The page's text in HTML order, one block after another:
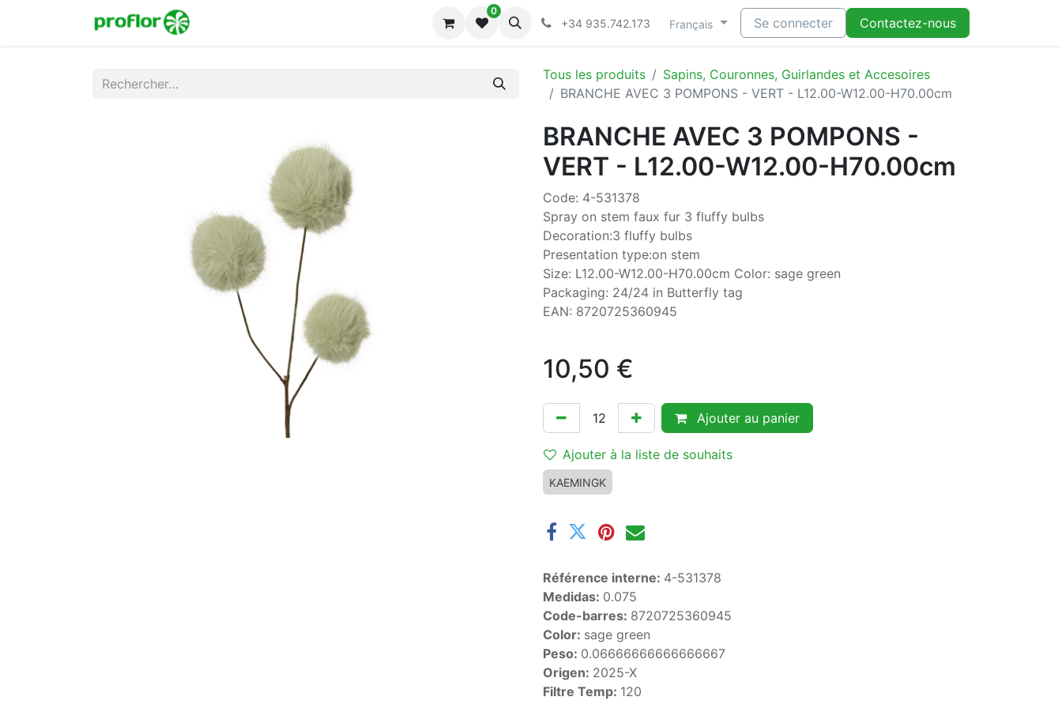
Collections
0
+34 935.742.173 Français Se connecter Contactez-nous
Tous les produits
Sapins, Couronnes, Guirlandes et Accesoires
BRANCHE AVEC 3 POMPONS - VERT - L12.00-W12.00-H70.00cm
BRANCHE AVEC 3 POMPONS -
VERT - L12.00-W12.00-H70.00cm
Code: 4-531378
Spray on stem faux fur 3 fluffy bulbs
Decoration:3 fluffy bulbs
Presentation type:on stem
Size: L12.00-W12.00-H70.00cm Color: sage green
Packaging: 24/24 in Butterfly tag
EAN: 8720725360945
10,50 €
Ajouter au panier
Ajouter à la liste de souhaits
KAEMINGK
Référence interne: 4-531378
Medidas: 0.075
Code-barres: 8720725360945
Color: sage green
Peso: 0.06666666666666667
Origen: 2025-X
Filtre Temp: 120